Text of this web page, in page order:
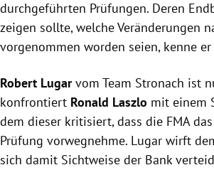
durchgeführten Prüfungen. Deren
zeigen sollte, welche Veränderungen
vorgenommen worden seien, kenne
Robert Lugar vom Team Stronach ist
konfrontiert Ronald Laszlo mit einem
dem dieser kritisiert, dass die FMAdas
Prüfung vorwegnehme. Lugar wirft
sich damit Sichtweise der Bank